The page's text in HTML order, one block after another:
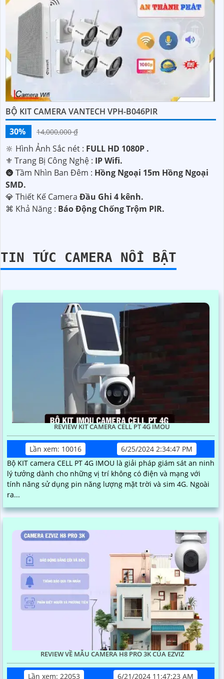
BỘ KIT CAMERA VANTECH VPH-B046PIR
30%
14,000,000 ₫
🔆 Hình Ảnh Sắc nét : FULL HD 1080P .
⚜️ Trang Bị Công Nghệ : IP Wifi.
🌚 Tầm Nhìn Ban Đêm : Hồng Ngoại 15m Hồng Ngoại
SMD.
💎 Thiết Kế Camera Đầu Ghi 4 kênh.
️⌘ Khả Năng : Báo Động Chống Trộm PIR.
TIN TỨC CAMERA NỔI BẬT
REVIEW KIT CAMERA CELL PT 4G IMOU
Lần xem: 10016
6/25/2024 2:34:47 PM
Bộ KIT camera CELL PT 4G IMOU là giải pháp giám sát an ninh
lý tưởng dành cho những vị trí không có điện và mạng với
tính năng sử dụng pin năng lượng mặt trời và sim 4G. Ngoài
ra...
REVIEW VỀ MẪU CAMERA H8 PRO 3K CỦA EZVIZ
Lần xem: 22053
6/21/2024 11:47:23 AM